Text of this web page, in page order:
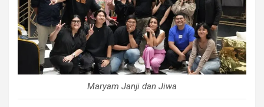
Maryam Janji dan Jiwa